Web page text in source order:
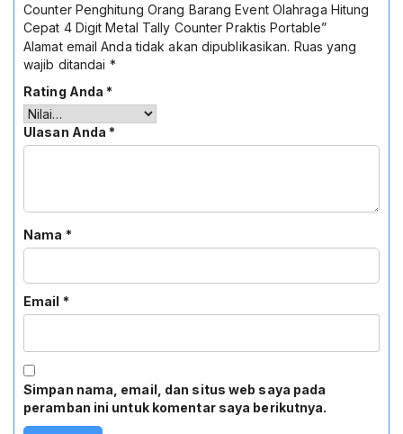
Counter Penghitung Orang Barang Event Olahraga Hitung
Cepat 4 Digit Metal Tally Counter Praktis Portable”
Alamat email Anda tidak akan dipublikasikan. Ruas yang
wajib ditandai *
Rating Anda*
Ulasan Anda*
Nama *
Email *
Simpan nama, email, dan situs web saya pada
peramban ini untuk komentar saya berikutnya.